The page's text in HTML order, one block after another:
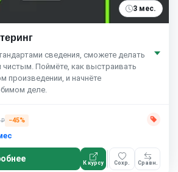
3 мес.
сведения, сможете делать
Поймёте, как выстраивать
произведении, и начнёте
деле.
₽
−45%
К курсу Сохр. Сравн.